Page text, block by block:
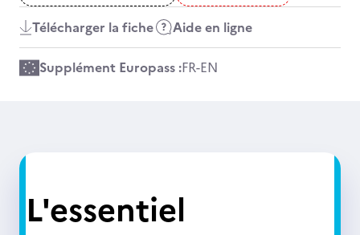
Télécharger la fiche Aide en ligne
Supplément Europass :FR-EN
L'essentiel